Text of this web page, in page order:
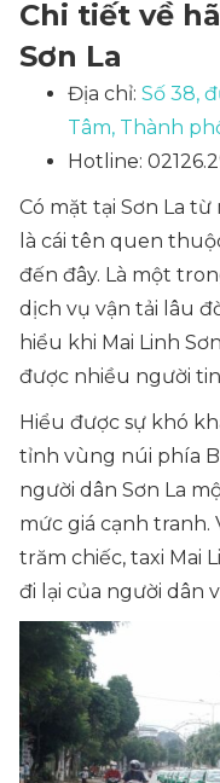
Chi tiết về
Sơn La
Địa chỉ: Số 38,
Tâm, Thành
Hotline:
Có mặt tại Sơn La từ
là cái tên quen
đến đây. Là một
dịch vụ vận tải lâu
hiểu khi Mai Linh
được nhiều người
Hiểu được sự khó
tỉnh vùng núi phía
người dân Sơn La
mức giá cạnh tranh.
trăm chiếc, taxi Mai
đi lại của người dân